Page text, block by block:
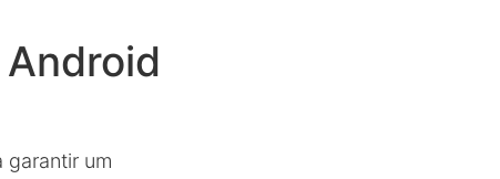
garantir um